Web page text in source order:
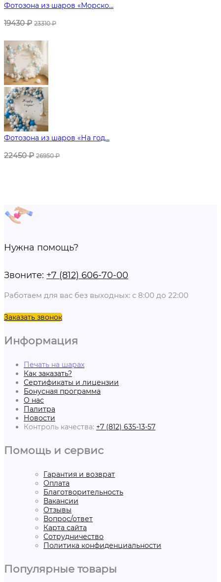
Фотозона из шаров «Морско...
19430₽ 23310₽
Фотозона из шаров «На год...
22450₽ 26950₽
Нужна помощь?
Звоните: +7 (812) 606-70-00
Работаем для вас без выходных: с 8:00 до 22:00
Заказать звонок
Информация
Печать на шарах
Как заказать?
Сертификаты и лицензии
Бонусная программа
О нас
Палитра
Новости
Контроль качества: +7 (812) 635-13-57
Помощь и сервис
Гарантия и возврат
Оплата
Благотворительность
Вакансии
Отзывы
Вопрос/ответ
Карта сайта
Сотрудничество
Политика конфиденциальности
Популярные товары